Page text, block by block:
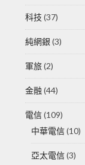
科技 (37)
純網銀 (3)
軍旅(2)
金融 (44)
電信(109)
中華電信(10)
亞太電信(3)